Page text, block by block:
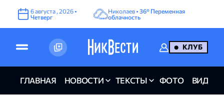
6августа , 2026 •
Четверг
Николаев • 36° Переменная
облачность
КЛУБ
ГЛАВНАЯ НОВОСТИ ТЕКСТЫ ФОТО ВИДЕО